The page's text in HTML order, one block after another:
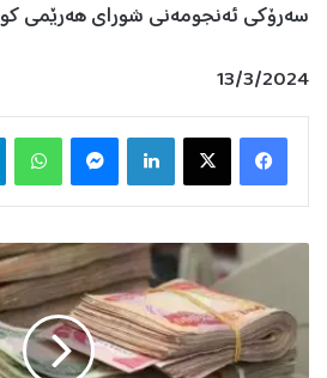
سەرۆكی ئەنجومەنی شورای هەرێمی
13/3/2024
X
ە